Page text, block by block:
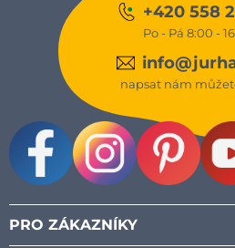
+420 558
Po - Pá 8:00 -
napsat nám
PRO ZÁKAZNÍKY